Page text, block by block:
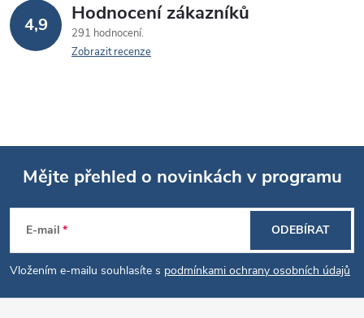
4,9 Hodnocení zákazníků
291 hodnocení
Zobrazit recenze
Z
á
p
Mějte přehled o novinkách v programu
E-mail
Vložením e-mailu souhlasíte s podmínkami ochrany osobních údajů
ODEBÍRAT